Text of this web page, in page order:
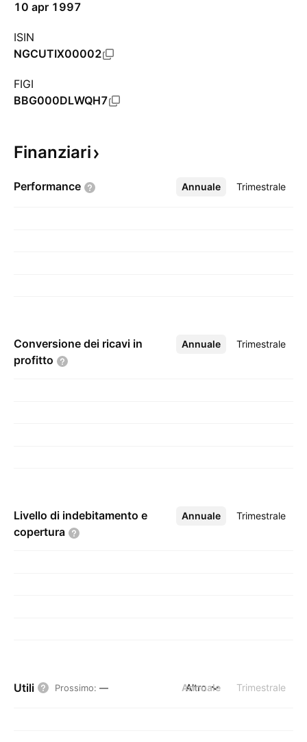
10 apr 1997
ISIN
NGCUTIX00002
FIGI
BBG000DLWQH7
Finanziari
Performance Annuale Trimestrale
Altro
Conversione dei ricavi in
profitto
Annuale Trimestrale
Altro
Livello di indebitamento e
copertura
Annuale Trimestrale
Altro
Utili Prossimo: — Annuale Trimestrale
Altro